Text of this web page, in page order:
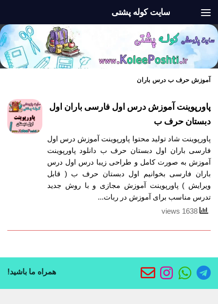
سایت کوله پشتی
آموزش حرف ب درس باران
پاورپوینت آموزش درس اول فارسی باران اول
دبستان حرف ب
پاورپوینت شاد تولید محتوا پاورپوینت آموزش درس اول
فارسی باران اول دبستان حرف ب دانلود پاورپوینت
آموزش به صورت کامل و طراحی زیبا درس اول درس
باران فارسی بخوانیم اول دبستان حرف ب ( قابل
ویرایش ) پاورپوینت آموزش مجازی و با روش جدید
تدرس مناسب برای آموزش در ربات...
همراه ما باشید!